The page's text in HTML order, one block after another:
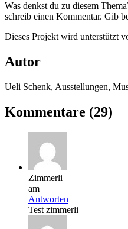
Was denkst du zu diesem
schreib einen Kommentar. Gib
Dieses Projekt wird unterstützt
Autor
Ueli Schenk, Ausstellungen,
Kommentare (29)
Zimmerli
am
Antworten
Test zimmerli